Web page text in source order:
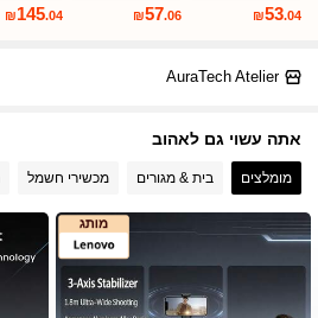
₪53.04
₪57.06
₪145.04
AuraTech Atelier
אתה עשוי גם לאהוב
מומלצים בית & מגורים מכשירי חשמל